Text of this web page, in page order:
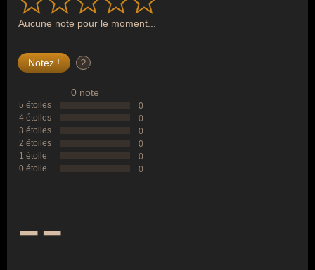
Aucune note pour le moment...
?
0 note
5 étoiles
0
4 étoiles
0
3 étoiles
0
2 étoiles
0
1 étoile
0
0 étoile
0
--